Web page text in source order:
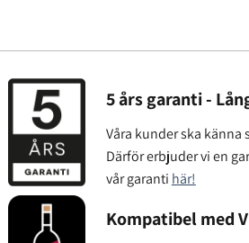
5 års garanti -
Våra kunder ska känna
Därför erbjuder vi en
vår garanti här!
Kompatibel med